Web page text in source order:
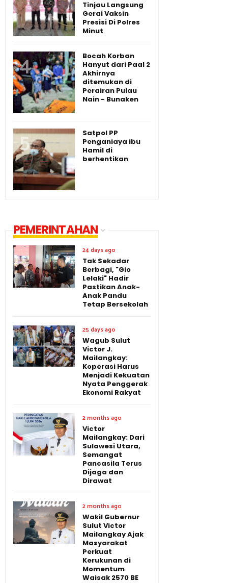
Tinjau Langsung
Gerai Vaksin
Presisi Di Polres
Minut
Bocah Korban
Hanyut dari Paal 2
Akhirnya
ditemukan di
Perairan Pulau
Nain - Bunaken
Satpol PP
Penganiaya ibu
Hamil di
berhentikan
PEMERINTAHAN
24 days ago
Tak Sekadar
Berbagi, "Gio
Lelaki" Hadir
Pastikan Anak-
Anak Pandu
Tetap Bersekolah
25 days ago
Wagub Sulut
Victor J.
Mailangkay:
Koperasi Harus
Menjadi Kekuatan
Nyata Penggerak
Ekonomi Rakyat
2 months ago
Victor
Mailangkay: Dari
Sulawesi Utara,
Semangat
Pancasila Terus
Dijaga dan
Dirawat
2 months ago
Wakil Gubernur
Sulut Victor
Mailangkay Ajak
Masyarakat
Perkuat
Kerukunan di
Momentum
Waisak 2570 BE